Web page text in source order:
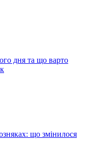
дня та що варто
що змінилося